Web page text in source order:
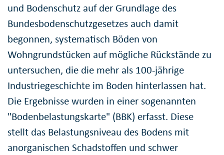
und Bodenschutz auf der Grundlage des
Bundesbodenschutzgesetzes auch damit
begonnen, systematisch Böden von
Wohngrundstücken auf mögliche Rückstände zu
untersuchen, die die mehr als 100-jährige
Industriegeschichte im Boden hinterlassen hat.
Die Ergebnisse wurden in einer sogenannten
"Bodenbelastungskarte" (BBK) erfasst. Diese
stellt das Belastungsniveau des Bodens mit
anorganischen Schadstoffen und schwer